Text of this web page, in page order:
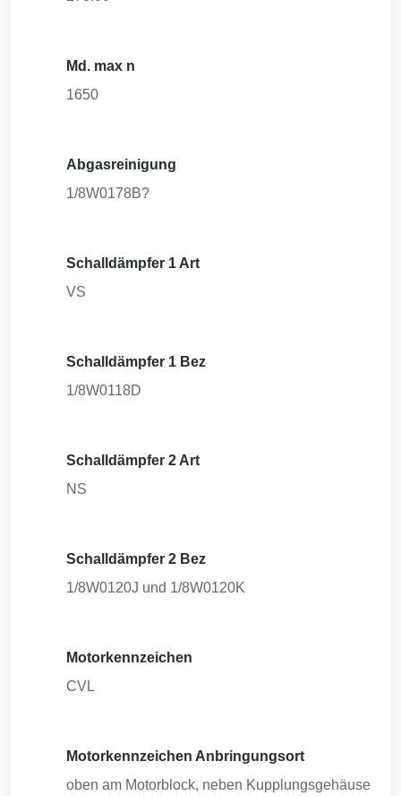
Md. max n
1650
Abgasreinigung
1/8W0178B?
Schalldämpfer 1 Art
VS
Schalldämpfer 1 Bez
1/8W0118D
Schalldämpfer 2 Art
NS
Schalldämpfer 2 Bez
1/8W0120J und 1/8W0120K
Motorkennzeichen
CVL
Motorkennzeichen Anbringungsort
oben am Motorblock, neben Kupplungsgehäuse